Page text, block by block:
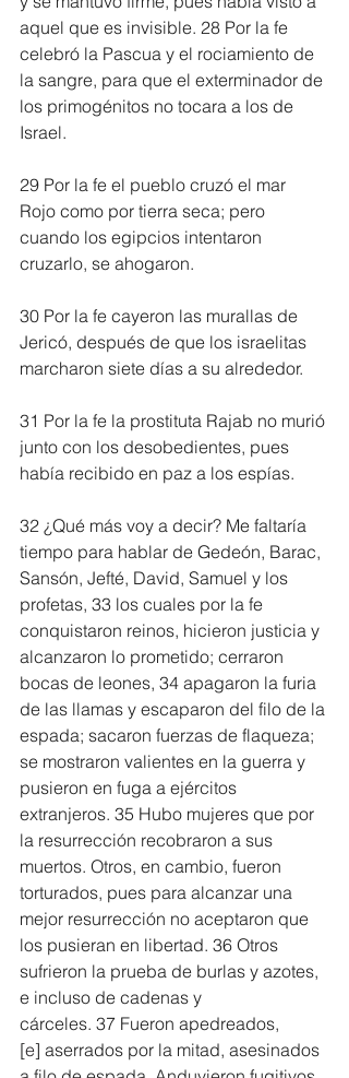
aquel que es invisible. 28 Por la fe
celebró la Pascua y el rociamiento de
la sangre, para que el exterminador de
los primogénitos no tocara a los de
Israel.
29 Por la fe el pueblo cruzó el mar
Rojo como por tierra seca; pero
cuando los egipcios intentaron
cruzarlo, se ahogaron.
30 Por la fe cayeron las murallas de
Jericó, después de que los israelitas
marcharon siete días a su alrededor.
31 Por la fe la prostituta Rajab no murió
junto con los desobedientes, pues
había recibido en paz a los espías.
32 ¿Qué más voy a decir? Me faltaría
tiempo para hablar de Gedeón, Barac,
Sansón, Jefté, David, Samuel y los
profetas, 33 los cuales por la fe
conquistaron reinos, hicieron justicia y
alcanzaron lo prometido; cerraron
bocas de leones, 34 apagaron la furia
de las llamas y escaparon del filo de la
espada; sacaron fuerzas de flaqueza;
se mostraron valientes en la guerra y
pusieron en fuga a ejércitos
extranjeros. 35 Hubo mujeres que por
la resurrección recobraron a sus
muertos. Otros, en cambio, fueron
torturados, pues para alcanzar una
mejor resurrección no aceptaron que
los pusieran en libertad. 36 Otros
sufrieron la prueba de burlas y azotes,
e incluso de cadenas y
cárceles. 37 Fueron apedreados,
[e] aserrados por la mitad, asesinados